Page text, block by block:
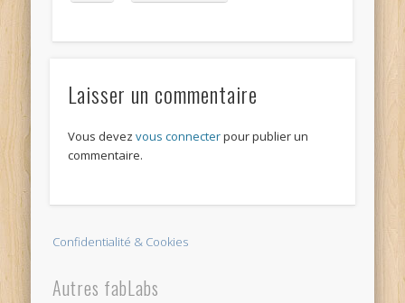
Laisser un commentaire
Vous devez vous connecterpour publier un
commentaire.
Confidentialité & Cookies
Autres fabLabs